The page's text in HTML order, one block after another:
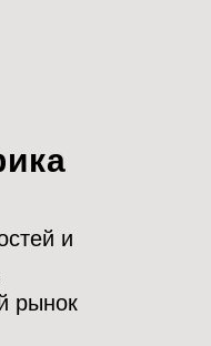
и
рынок